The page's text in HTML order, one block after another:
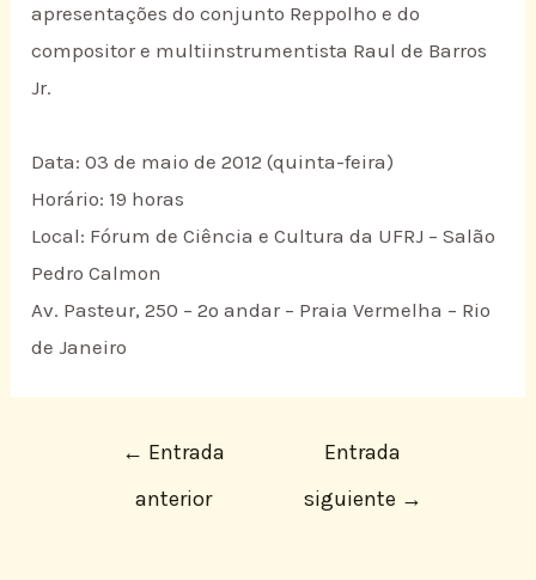
apresentações do conjunto Reppolho e do
compositor e multiinstrumentista Raul de Barros
Jr.
Data: 03 de maio de 2012 (quinta-feira)
Horário: 19 horas
Local: Fórum de Ciência e Cultura da UFRJ – Salão
Pedro Calmon
Av. Pasteur, 250 – 2º andar – Praia Vermelha – Rio
de Janeiro
← Entrada
anterior
Entrada
siguiente →